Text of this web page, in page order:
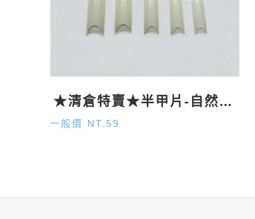
★清倉特賣★半甲片-自然500P
一般價 NT.59